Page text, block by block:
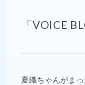
「VOICE
夏織ちゃんがま